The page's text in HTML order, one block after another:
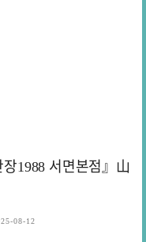
1988 서면본점』山
08-12